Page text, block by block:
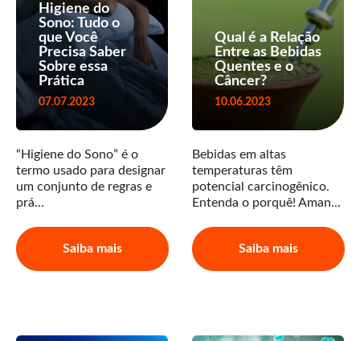
Higiene do
Sono: Tudo o
que Você
Precisa Saber
Sobre essa
Prática
07.07.2023
“Higiene do Sono” é o
termo usado para designar
um conjunto de regras e
prá...
Saiba mais
Qual é a Relação
Entre as Bebidas
Quentes e o
Câncer?
10.06.2023
Bebidas em altas
temperaturas têm
potencial carcinogênico.
Entenda o porquê! Aman...
Saiba mais